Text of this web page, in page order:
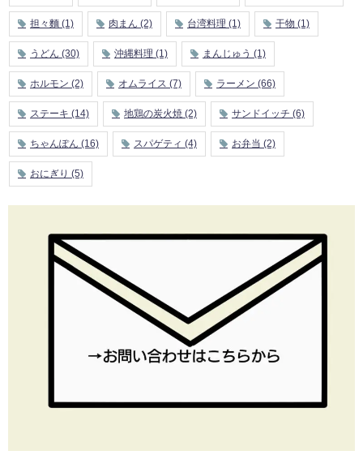
担々麵 (1) 肉まん (2) 台湾料理 (1) 干物 (1)
うどん (30) 沖縄料理 (1) まんじゅう (1)
ホルモン (2) オムライス (7) ラーメン (66)
ステーキ (14) 地鶏の炭火焼 (2) サンドイッチ (6)
ちゃんぽん (16) スパゲティ (4) お弁当 (2)
おにぎり (5)